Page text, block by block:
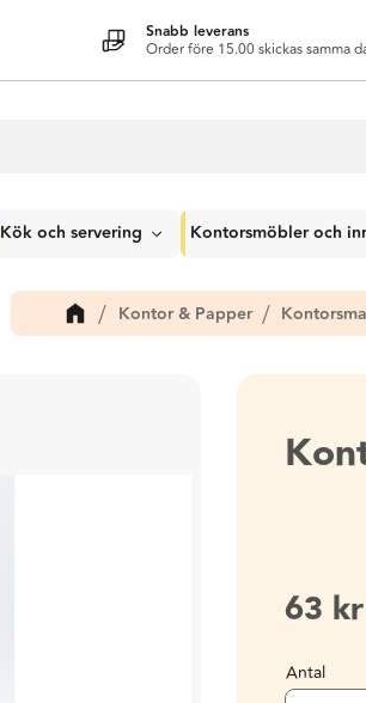
Snabb leverans
Order före 15.00 skickas samma
Kök och servering Kontorsmöbler och
Kontor & Papper
63 kr
Antal